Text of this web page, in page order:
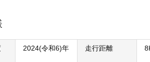
2024(令和6)年 走行距離